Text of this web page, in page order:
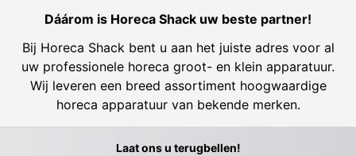
Dáárom is Horeca Shack uw beste partner!
Bij Horeca Shack bent u aan het juiste adres voor al
uw professionele horeca groot- en klein apparatuur.
Wij leveren een breed assortiment hoogwaardige
horeca apparatuur van bekende merken.
Laat ons u terugbellen!